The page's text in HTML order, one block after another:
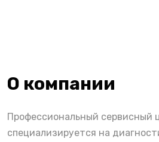
О компании
Профессиональный сервисный
специализируется на